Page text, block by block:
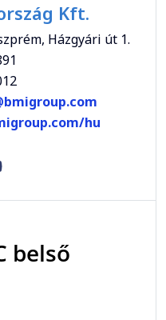
Kft.
Házgyári út 1.
hu
belső